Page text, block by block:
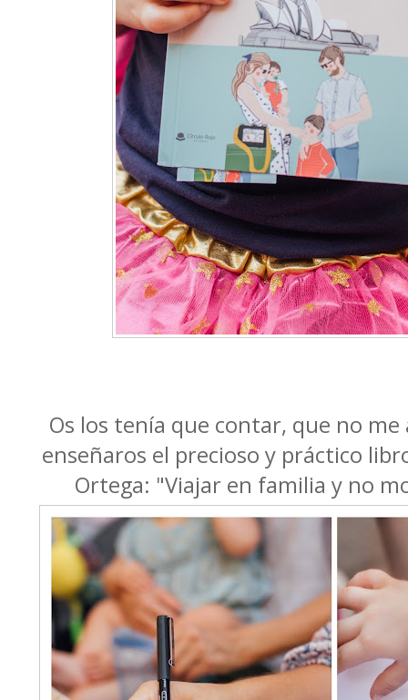
Os los tenía que contar, que no
enseñaros el precioso y práctico
Ortega: "Viajar en familia y no